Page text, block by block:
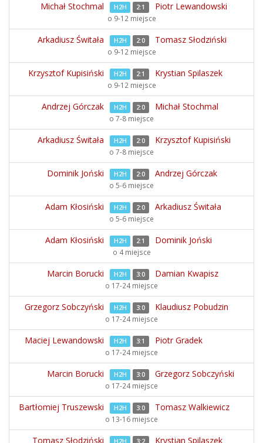
Michał Stochmal H2H 2:1 Piotr Lewandowski
o 9-12 miejsce
Arkadiusz Świtała H2H 2:0 Tomasz Słodziński
o 9-12 miejsce
Krzysztof Kupisiński H2H 2:1 Krystian Spilaszek
o 9-12 miejsce
Andrzej Górczak H2H 2:0 Michał Stochmal
o 7-8 miejsce
Arkadiusz Świtała H2H 2:0 Krzysztof Kupisiński
o 7-8 miejsce
Dominik Joński H2H 2:0 Andrzej Górczak
o 5-6 miejsce
Adam Kłosiński H2H 2:0 Arkadiusz Świtała
o 5-6 miejsce
Adam Kłosiński H2H 2:1 Dominik Joński
o 4 miejsce
Marcin Borucki H2H 3:0 Damian Kwapisz
o 17-24 miejsce
Grzegorz Sobczyński H2H 3:0 Klaudiusz Pobudzin
o 17-24 miejsce
Maciej Lewandowski H2H 3:1 Piotr Gradek
o 17-24 miejsce
Marcin Borucki H2H 3:0 Grzegorz Sobczyński
o 17-24 miejsce
Bartłomiej Truszewski H2H 3:0 Tomasz Walkiewicz
o 13-16 miejsce
Tomasz Słodziński H2H 3:2 Krystian Spilaszek